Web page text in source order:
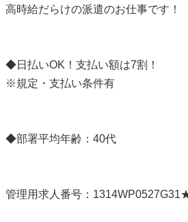
高時給だらけの派遣のお仕事です！
◆日払いOK！支払い額は7割！
※規定・支払い条件有
◆部署平均年齢：40代
管理用求人番号：